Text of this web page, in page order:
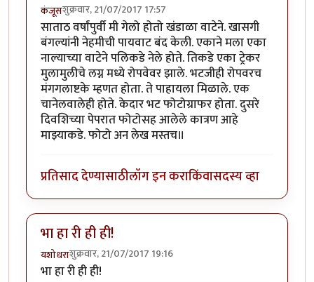
कंजूसशुक्रवार, 21/07/2017 17:57
साताठ वर्षांपुर्वी मी गेलो होतो खंडाळा वाटेने. खासगी
बंगल्यांनी नेहमीची पायवाट बंद केली. एकाने मला एका
नाल्याच्या वाटेने पलिकडे नेले होते. तिकडे एका ट्रेकर
मुलामुलीचे लग्न मध्ये रोपवेवर झाले. भटजीही रोपवरच
मंगगलाष्टके म्हणत होता. ते पाहायला मिळाले. एक
चानेलवालेही होते. केदार भट फोटोग्राफर होता. दुसरे
दिवशिच्या पेपरात फोटोसह आलेले कात्रण आहे
माझ्याकडे. फोटो अन लेख मस्तच॥
प्रतिसाद देण्यासाठीलॉग इन कराकिंवासदस्य व्हा
भा हा री ही ही!
यशोधराशुक्रवार, 21/07/2017 19:16
भा हा री ही ही!